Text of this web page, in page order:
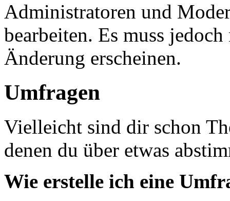
Administratoren und
bearbeiten. Es muss
Änderung erscheinen.
Umfragen
Vielleicht sind dir schon
denen du über etwas
Wie erstelle ich eine